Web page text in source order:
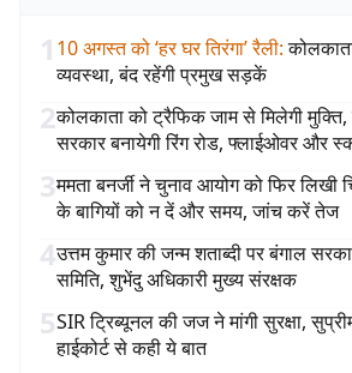
1 10 अगस्त को ‘हर घर तिरंगा’ रैली:
व्यवस्था, बंद रहेंगी प्रमुख सड़कें
2कोलकाता को ट्रैफिक जाम से मिलेगी
सरकार बनायेगी रिंग रोड, फ्लाईओवर और
3ममता बनर्जी ने चुनाव आयोग को फिर लिखी
के बागियों को न दें और समय, जांच करें तेज
4उत्तम कुमार की जन्म शताब्दी पर बंगाल
समिति, शुभेंदु अधिकारी मुख्य संरक्षक
5SIR ट्रिब्यूनल की जज ने मांगी सुरक्षा,
हाईकोर्ट से कही ये बात